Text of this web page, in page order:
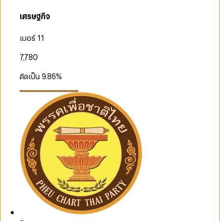
เศรษฐกิจ
เบอร์ 11
7,780
คิดเป็น9.86%